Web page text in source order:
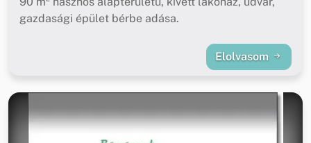
gazdasági épület bérbe adása.
Elolvasom